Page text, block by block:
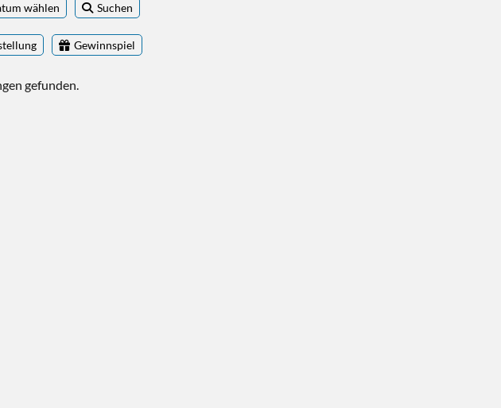
wählen Suchen
Gewinnspiel
gefunden.